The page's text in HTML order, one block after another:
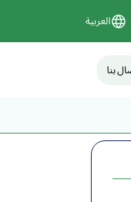
العربية
بنا